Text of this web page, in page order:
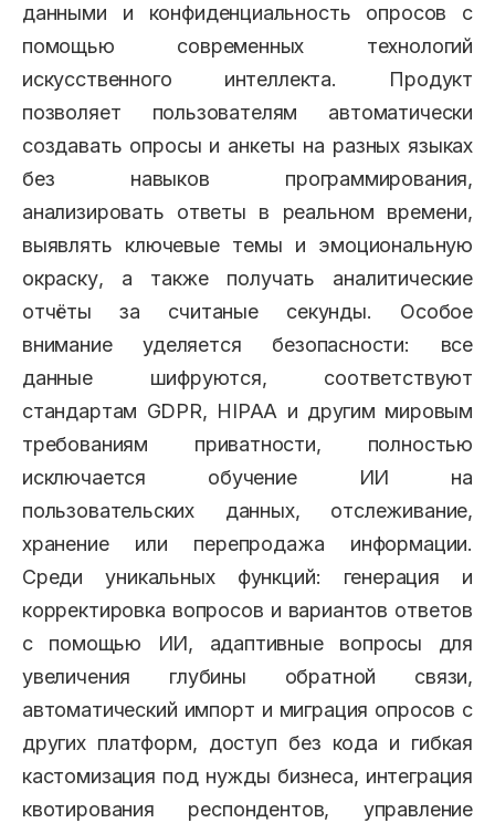
данными и конфиденциальность опросов с
помощью современных технологий
искусственного интеллекта. Продукт
позволяет пользователям автоматически
создавать опросы и анкеты на разных языках
без навыков программирования,
анализировать ответы в реальном времени,
выявлять ключевые темы и эмоциональную
окраску, а также получать аналитические
отчёты за считаные секунды. Особое
внимание уделяется безопасности: все
данные шифруются, соответствуют
стандартам GDPR, HIPAA и другим мировым
требованиям приватности, полностью
исключается обучение ИИ на
пользовательских данных, отслеживание,
хранение или перепродажа информации.
Среди уникальных функций: генерация и
корректировка вопросов и вариантов ответов
с помощью ИИ, адаптивные вопросы для
увеличения глубины обратной связи,
автоматический импорт и миграция опросов с
других платформ, доступ без кода и гибкая
кастомизация под нужды бизнеса, интеграция
квотирования респондентов, управление